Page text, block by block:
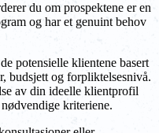
du om prospektene er en
og har et genuint behov
potensielle klientene basert
budsjett og forpliktelsesnivå.
av din ideelle klientprofil
kriteriene.